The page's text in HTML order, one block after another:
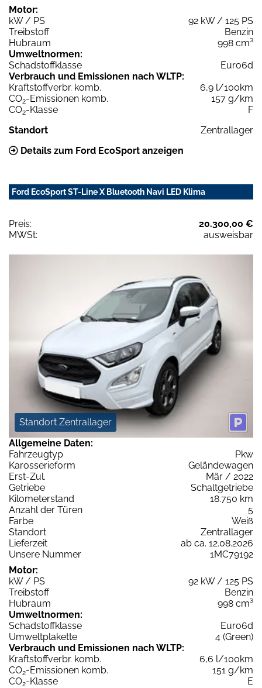
Motor:
kW / PS
92 kW / 125 PS
Treibstoff
Benzin
Hubraum
998 cm³
Umweltnormen:
Schadstoffklasse
Euro6d
Verbrauch und Emissionen nach WLTP:
Kraftstoffverbr. komb.
6,9 l/100km
CO2-Emissionen komb.
157 g/km
CO2-Klasse
F
Standort
Zentrallager
Details zum Ford EcoSport anzeigen
Ford EcoSport ST-Line X Bluetooth Navi LED Klima
Preis:
20.300,00 €
MWSt:
ausweisbar
Standort Zentrallager
Allgemeine Daten:
Fahrzeugtyp
Pkw
Karosserieform
Geländewagen
Erst-Zul.
Mär / 2022
Getriebe
Schaltgetriebe
Kilometerstand
18.750 km
Anzahl der Türen
5
Farbe
Weiß
Standort
Zentrallager
Lieferzeit
ab ca. 12.08.2026
Unsere Nummer
1MC79192
Motor:
kW / PS
92 kW / 125 PS
Treibstoff
Benzin
Hubraum
998 cm³
Umweltnormen:
Schadstoffklasse
Euro6d
Umweltplakette
4 (Green)
Verbrauch und Emissionen nach WLTP:
Kraftstoffverbr. komb.
6,6 l/100km
CO2-Emissionen komb.
151 g/km
CO2-Klasse E